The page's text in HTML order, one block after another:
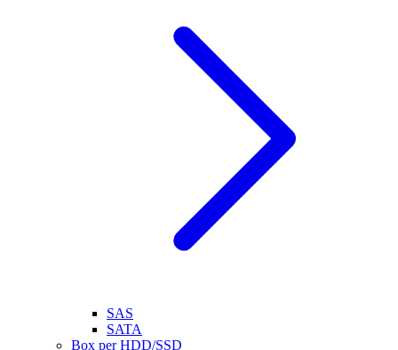
SAS
SATA
Box per HDD/SSD